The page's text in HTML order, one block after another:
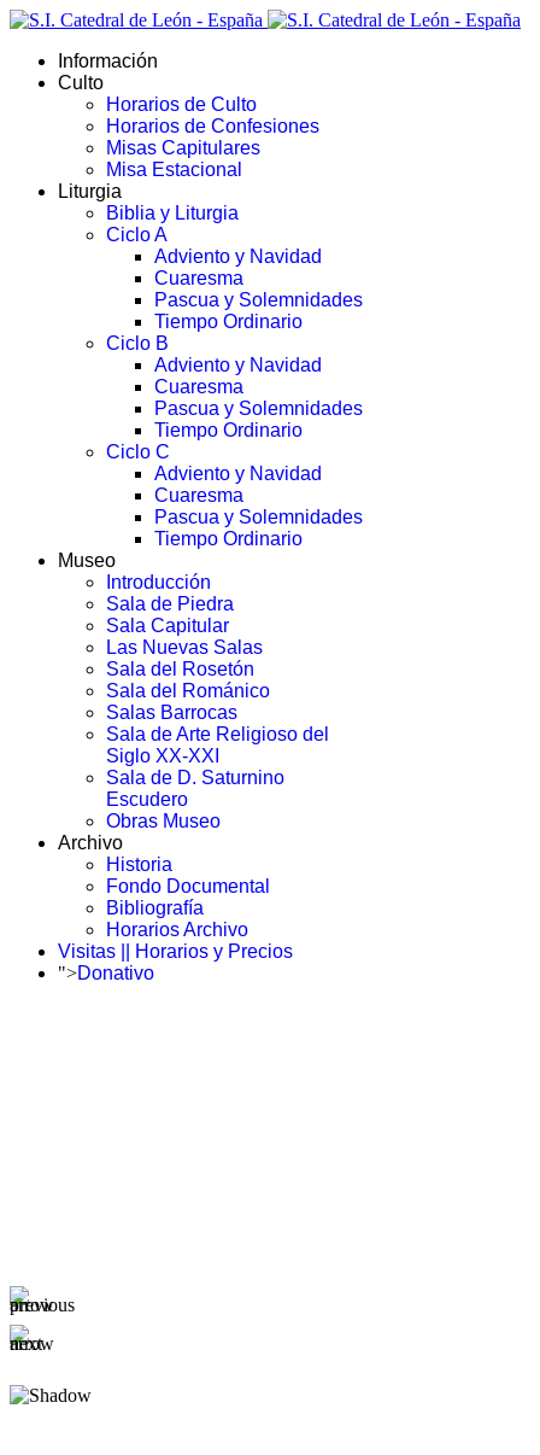
Información
Culto
Horarios de Culto
Horarios de Confesiones
Misas Capitulares
Misa Estacional
Liturgia
Biblia y Liturgia
Ciclo A
Adviento y Navidad
Cuaresma
Pascua y Solemnidades
Tiempo Ordinario
Ciclo B
Adviento y Navidad
Cuaresma
Pascua y Solemnidades
Tiempo Ordinario
Ciclo C
Adviento y Navidad
Cuaresma
Pascua y Solemnidades
Tiempo Ordinario
Museo
Introducción
Sala de Piedra
Sala Capitular
Las Nuevas Salas
Sala del Rosetón
Sala del Románico
Salas Barrocas
Sala de Arte Religioso del
Siglo XX-XXI
Sala de D. Saturnino
Escudero
Obras Museo
Archivo
Historia
Fondo Documental
Bibliografía
Horarios Archivo
Visitas || Horarios y Precios
">Donativo